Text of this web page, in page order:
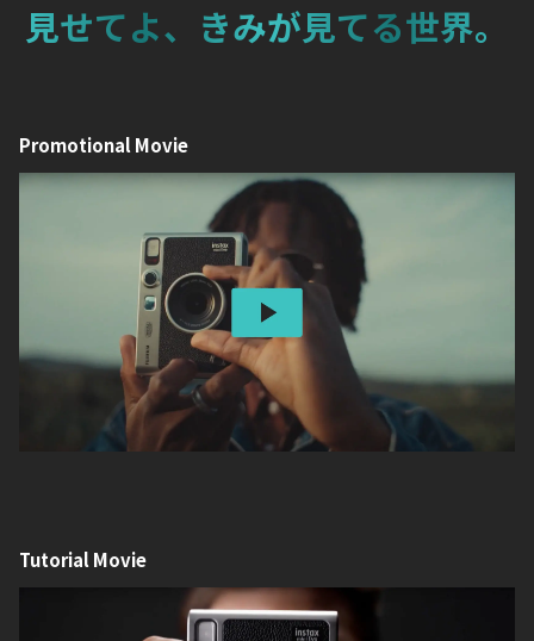
世界的に権威のある「レッドドット・デザイン賞」を受賞し
ました。
見せてよ、きみが見てる世界。
Promotional Movie
Tutorial Movie